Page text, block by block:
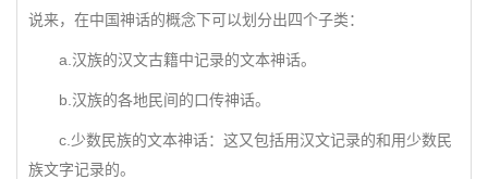
说来，在中国神话的概念下可以划分出四个子类：
a.汉族的汉文古籍中记录的文本神话。
b.汉族的各地民间的口传神话。
c.少数民族的文本神话：这又包括用汉文记录的和用少数民
族文字记录的。